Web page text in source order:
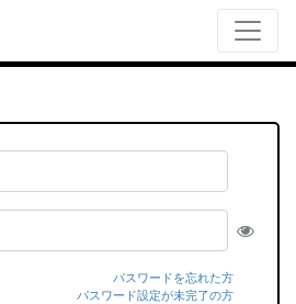
パスワードを忘れた方
パスワード設定が未完了の方